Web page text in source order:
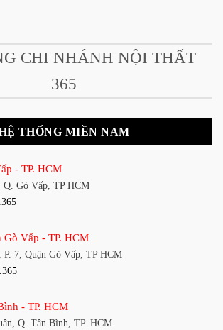
CHI NHÁNH NỘI THẤT
365
THỐNG MIỀN NAM
- TP. HCM
Q. Gò Vấp, TP HCM
Gò Vấp - TP. HCM
7, Quận Gò Vấp, TP HCM
- TP. HCM
Q. Tân Bình, TP. HCM